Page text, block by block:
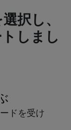
択し、
しまし
ドを受け